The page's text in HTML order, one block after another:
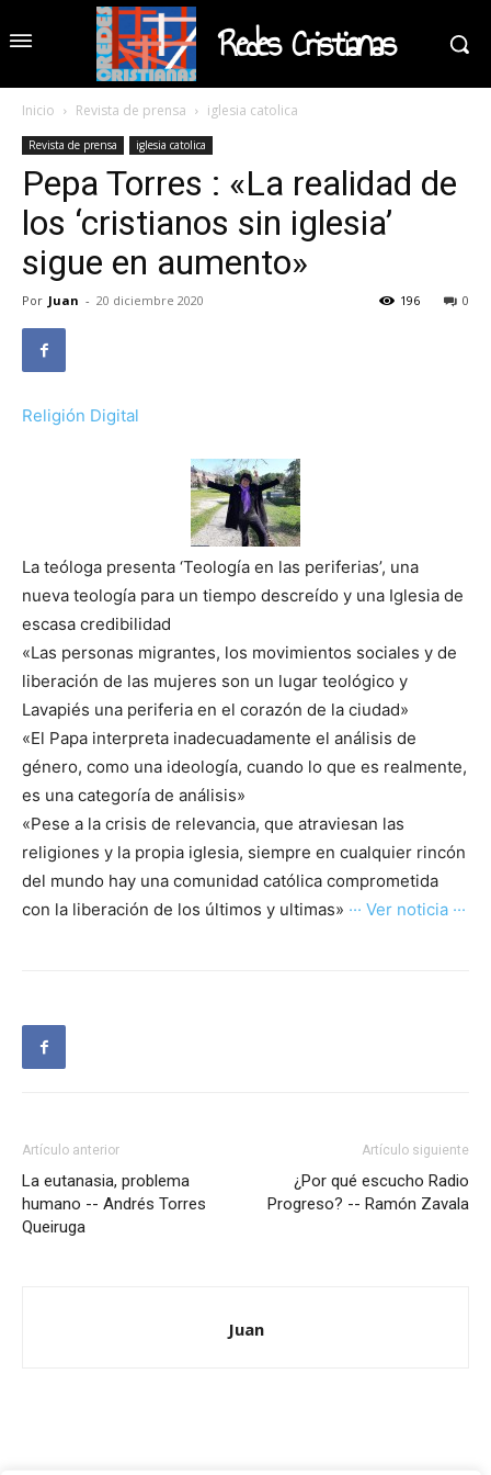
Redes Cristianas
Inicio Revista de prensa iglesia catolica
Revista de prensa iglesia catolica
Pepa Torres : «La realidad de
los ‘cristianos sin iglesia’
sigue en aumento»
Por Juan - 20 diciembre 2020 0
196
Religión Digital
La teóloga presenta ‘Teología en las periferias’, una
nueva teología para un tiempo descreído y una Iglesia de
escasa credibilidad
«Las personas migrantes, los movimientos sociales y de
liberación de las mujeres son un lugar teológico y
Lavapiés una periferia en el corazón de la ciudad»
«El Papa interpreta inadecuadamente el análisis de
género, como una ideología, cuando lo que es realmente,
es una categoría de análisis»
«Pese a la crisis de relevancia, que atraviesan las
religiones y la propia iglesia, siempre en cualquier rincón
del mundo hay una comunidad católica comprometida
con la liberación de los últimos y ultimas» ··· Ver noticia ···
Artículo anterior
La eutanasia, problema
humano -- Andrés Torres
Queiruga
Artículo siguiente
¿Por qué escucho Radio
Progreso? -- Ramón Zavala
Juan